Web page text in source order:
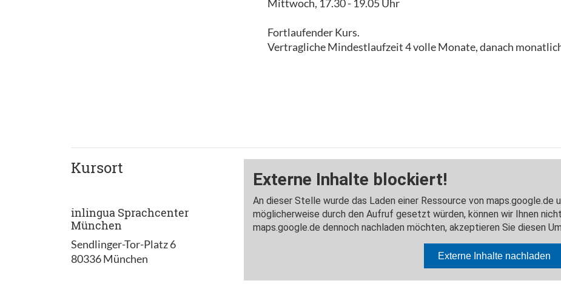
Mittwoch, 17.30 - 19.05 Uhr
Fortlaufender Kurs.
Vertragliche Mindestlaufzeit 4 volle Monate, danach
Kursort
inlingua Sprachcenter
München
Sendlinger-Tor-Platz 6
80336 München